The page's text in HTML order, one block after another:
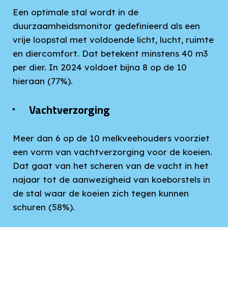
Een optimale stal wordt in de
duurzaamheidsmonitor gedefinieerd als een
vrije loopstal met voldoende licht, lucht, ruimte
en diercomfort. Dat betekent minstens 40 m3
per dier. In 2024 voldoet bijna 8 op de 10
hieraan (77%).
Vachtverzorging
Meer dan 6 op de 10 melkveehouders voorziet
een vorm van vachtverzorging voor de koeien.
Dat gaat van het scheren van de vacht in het
najaar tot de aanwezigheid van koeborstels in
de stal waar de koeien zich tegen kunnen
schuren (58%).